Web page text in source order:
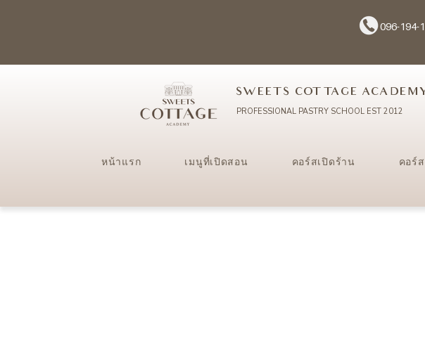
096-194-
SWEETS COTTAGE
PROFESSIONAL PASTRY SCHOOL EST 2012
หน้าแรก เมนูที่เปิดสอน คอร์สเปิดร้าน คอร์